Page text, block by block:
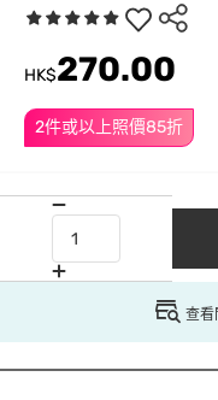
2件或以上照價85折
HK$270.00
查看